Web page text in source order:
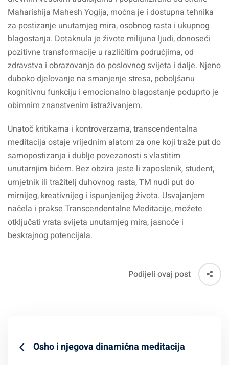
Maharishija Mahesh Yogija, moćna je i dostupna tehnika
za postizanje unutarnjeg mira, osobnog rasta i ukupnog
blagostanja. Dotaknula je živote milijuna ljudi, donoseći
pozitivne transformacije u različitim područjima, od
zdravstva i obrazovanja do poslovnog svijeta i dalje. Njeno
duboko djelovanje na smanjenje stresa, poboljšanu
kognitivnu funkciju i emocionalno blagostanje poduprto je
obimnim znanstvenim istraživanjem.
Unatoč kritikama i kontroverzama, transcendentalna
meditacija ostaje vrijednim alatom za one koji traže put do
samopostizanja i dublje povezanosti s vlastitim
unutarnjim bićem. Bez obzira jeste li zaposlenik, student,
umjetnik ili tražitelj duhovnog rasta, TM nudi put do
mirnijeg, kreativnijeg i ispunjenijeg života. Usvajanjem
načela i prakse Transcendentalne Meditacije, možete
otključati vrata svijeta unutarnjeg mira, jasnoće i
beskrajnog potencijala.
Podijeli ovaj post
Osho i njegova dinamična meditacija